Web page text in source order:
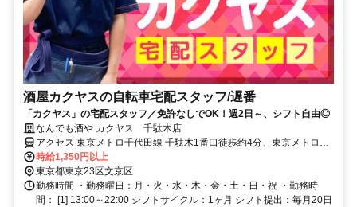
酒屋カクヤスの自転車宅配スタッフ/遅番
「カクヤス」の宅配スタッフ／免許なしでOK！週2日～、シフト自由◎
なんでも酒や カクヤス 千駄木店
アクセス 東京メトロ千代田線 千駄木1番口徒歩約4分、東京メトロ千
代田線 根津1番口徒歩約8分、東京メトロ南北線 東大前2番口徒歩約
13分 ※マイカー（車・バイク）通勤不可
時給1,350円以上
東京都東京23区文京区
勤務時間 ・勤務曜日：月・火・水・木・金・土・日・祝 ・勤務時
間： [1] 13:00～22:00 シフトサイクル：1ヶ月 シフト提出：毎月20日